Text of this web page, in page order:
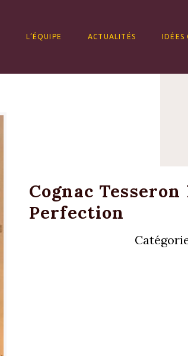
L’ÉQUIPE ACTUALITÉS IDÉES
Cognac Tesseron
Perfection